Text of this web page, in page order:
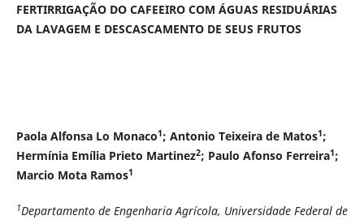
FERTIRRIGAÇÃO DO CAFEEIRO COM ÁGUAS RESIDUÁRIAS
DA LAVAGEM E DESCASCAMENTO DE SEUS FRUTOS
Paola Alfonsa Lo Monaco1; Antonio Teixeira de Matos1;
Hermínia Emília Prieto Martinez2; Paulo Afonso Ferreira1;
Marcio Mota Ramos1
1Departamento de Engenharia Agrícola, Universidade Federal de